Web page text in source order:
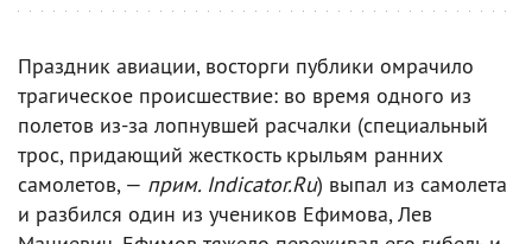
Праздник авиации, восторги публики омрачило
трагическое происшествие: во время одного из
полетов из-за лопнувшей расчалки (специальный
трос, придающий жесткость крыльям ранних
самолетов, — прим. Indicator.Ru) выпал из самолета
и разбился один из учеников Ефимова, Лев